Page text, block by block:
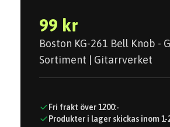
99 kr
Boston KG-261 Bell Knob -
Sortiment | Gitarrverket
Fri frakt över 1200:-
Produkter i lager skickas inom